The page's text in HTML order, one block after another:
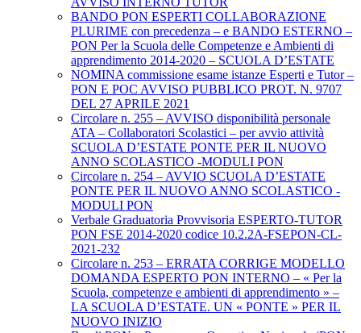
BANDO PON ESPERTI COLLABORAZIONE
PLURIME con precedenza – e BANDO ESTERNO –
PON Per la Scuola delle Competenze e Ambienti di
apprendimento 2014-2020 – SCUOLA D’ESTATE
NOMINA commissione esame istanze Esperti e Tutor –
PON E POC AVVISO PUBBLICO PROT. N. 9707
DEL 27 APRILE 2021
Circolare n. 255 – AVVISO disponibilità personale
ATA – Collaboratori Scolastici – per avvio attività
SCUOLA D’ESTATE PONTE PER IL NUOVO
ANNO SCOLASTICO -MODULI PON
Circolare n. 254 – AVVIO SCUOLA D’ESTATE
PONTE PER IL NUOVO ANNO SCOLASTICO -
MODULI PON
Verbale Graduatoria Provvisoria ESPERTO-TUTOR
PON FSE 2014-2020 codice 10.2.2A-FSEPON-CL-
2021-232
Circolare n. 253 – ERRATA CORRIGE MODELLO
DOMANDA ESPERTO PON INTERNO – « Per la
Scuola, competenze e ambienti di apprendimento » –
LA SCUOLA D’ESTATE. UN « PONTE » PER IL
NUOVO INIZIO